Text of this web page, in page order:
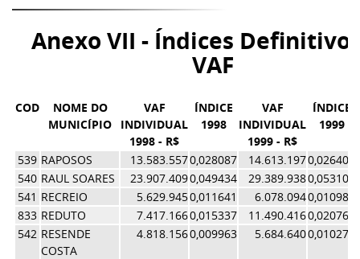
Anexo VII - Índices
VAF
COD
NOME DO
MUNICÍPIO
VAF
INDIVIDUAL
1998 - R$
ÍNDICE
1998
VAF
INDIVIDUAL
1999 - R$
ÍNDICE
1999
539 RAPOSOS 13.583.5570,028087 14.613.1970,026404
540 RAUL SOARES 23.907.4090,049434 29.389.9380,053104
541 RECREIO 5.629.9450,011641 6.078.0940,010982
833 REDUTO 7.417.1660,015337 11.490.4160,020762
542 RESENDE
COSTA
4.818.1560,009963 5.684.6400,010271